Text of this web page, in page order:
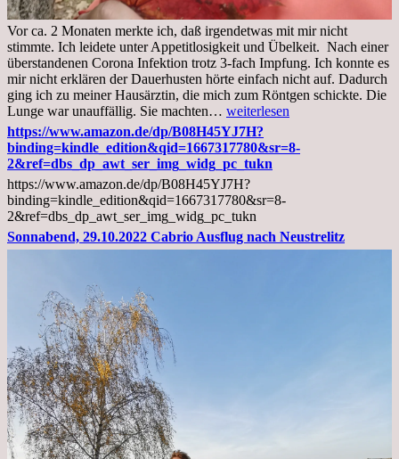
Vor ca. 2 Monaten merkte ich, daß irgendetwas mit mir nicht
stimmte. Ich leidete unter Appetitlosigkeit und Übelkeit. Nach einer
überstandenen Corona Infektion trotz 3-fach Impfung. Ich konnte es
mir nicht erklären der Dauerhusten hörte einfach nicht auf. Dadurch
ging ich zu meiner Hausärztin, die mich zum Röntgen schickte. Die
Lunge war unauffällig. Sie machten… Mittwoch,
02.11.2022,
Arztgespräch
und
Diagnose
Lebermetastasen
weiterlesen
https://www.amazon.de/dp/B08H45YJ7H?
binding=kindle_edition&qid=1667317780&sr=8-
2&ref=dbs_dp_awt_ser_img_widg_pc_tukn
https://www.amazon.de/dp/B08H45YJ7H?
binding=kindle_edition&qid=1667317780&sr=8-
2&ref=dbs_dp_awt_ser_img_widg_pc_tukn
Sonnabend, 29.10.2022 Cabrio Ausflug nach Neustrelitz